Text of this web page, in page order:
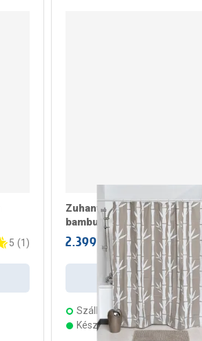
5 (1 )
Zuhanyfüggöny peva
bambuszmintás bézs 12
2.399 Ft / darab
Kosárba
Szállítás: 3 munkanap
Készleten 22 áruházban